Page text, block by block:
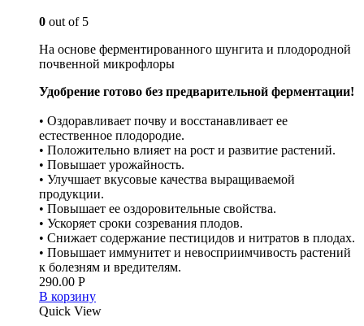
0 out of 5
На основе ферментированного шунгита и плодородной
почвенной микрофлоры
Удобрение готово без предварительной ферментации!
• Оздоравливает почву и восстанавливает ее
естественное плодородие.
• Положительно влияет на рост и развитие растений.
• Повышает урожайность.
• Улучшает вкусовые качества выращиваемой
продукции.
• Повышает ее оздоровительные свойства.
• Ускоряет сроки созревания плодов.
• Снижает содержание пестицидов и нитратов в плодах.
• Повышает иммунитет и невосприимчивость растений
к болезням и вредителям.
290.00 Р
В корзину
Quick View